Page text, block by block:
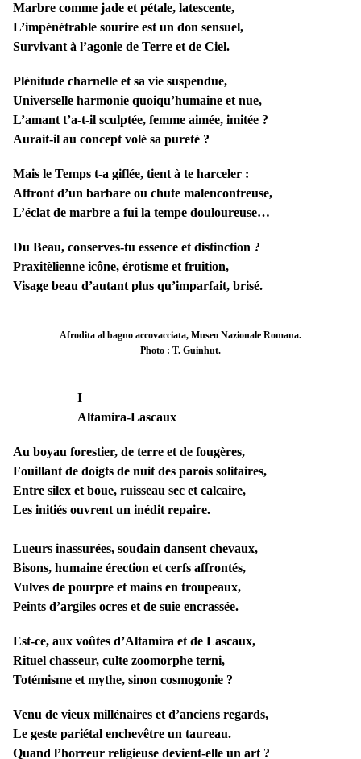
Marbre comme jade et pétale, latescente,
L’impénétrable sourire est un don sensuel,
Survivant à l’agonie de Terre et de Ciel.
Plénitude charnelle et sa vie suspendue,
Universelle harmonie quoiqu’humaine et nue,
L’amant t’a-t-il sculptée, femme aimée, imitée ?
Aurait-il au concept volé sa pureté ?
Mais le Temps t-a giflée, tient à te harceler :
Affront d’un barbare ou chute malencontreuse,
L’éclat de marbre a fui la tempe douloureuse…
Du Beau, conserves-tu essence et distinction ?
Praxitèlienne icône, érotisme et fruition,
Visage beau d’autant plus qu’imparfait, brisé.
Afrodita al bagno accovacciata, Museo Nazionale Romana.
Photo : T. Guinhut.
I
Altamira-Lascaux
Au boyau forestier, de terre et de fougères,
Fouillant de doigts de nuit des parois solitaires,
Entre silex et boue, ruisseau sec et calcaire,
Les initiés ouvrent un inédit repaire.
Lueurs inassurées, soudain dansent chevaux,
Bisons, humaine érection et cerfs affrontés,
Vulves de pourpre et mains en troupeaux,
Peints d’argiles ocres et de suie encrassée.
Est-ce, aux voûtes d’Altamira et de Lascaux,
Rituel chasseur, culte zoomorphe terni,
Totémisme et mythe, sinon cosmogonie ?
Venu de vieux millénaires et d’anciens regards,
Le geste pariétal enchevêtre un taureau.
Quand l’horreur religieuse devient-elle un art ?